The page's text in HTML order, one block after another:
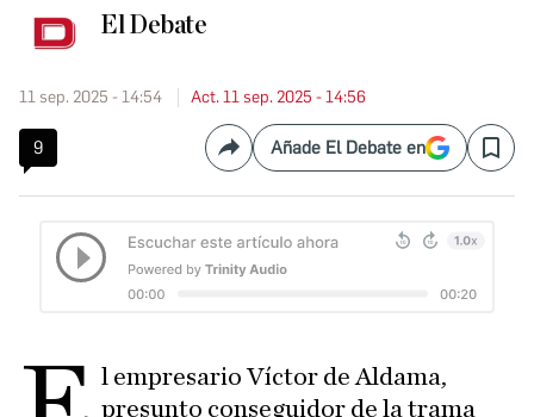
El Debate
11 sep. 2025 - 14:54 Act. 11 sep. 2025 - 14:56
9 CompartirAñade El Debate en Save
l empresario Víctor de Aldama,
presunto conseguidor de la trama